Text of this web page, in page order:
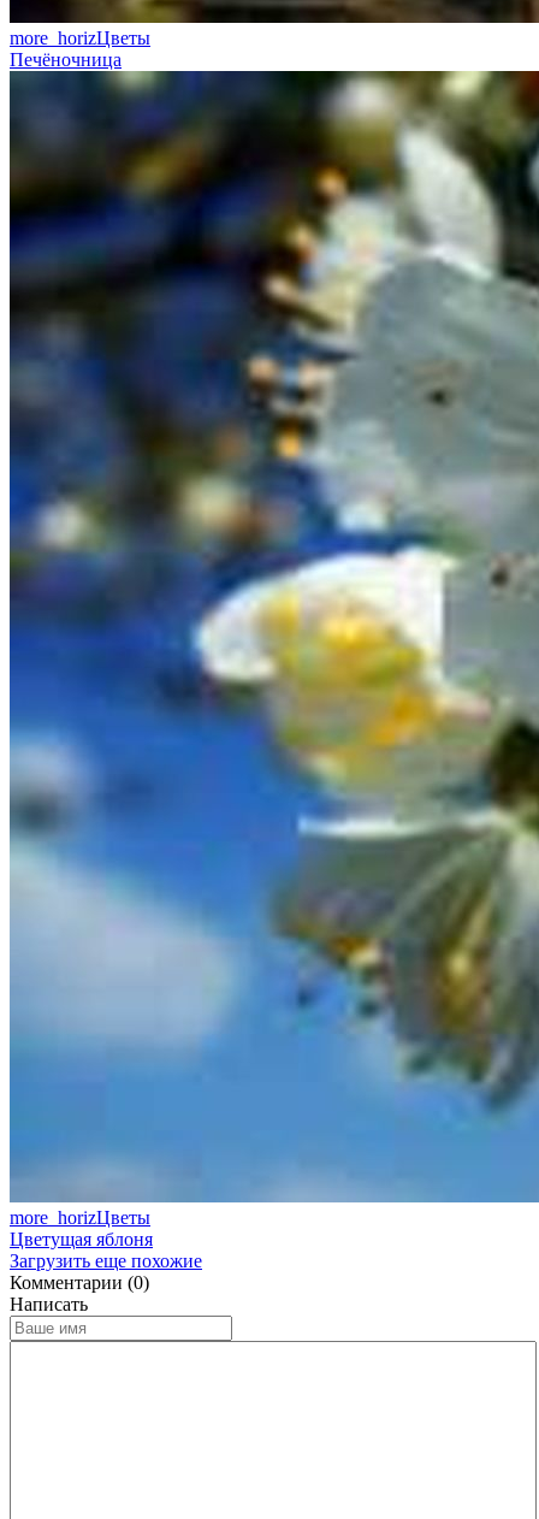
more_horizЦветы
Печёночница
more_horizЦветы
Цветущая яблоня
Загрузить еще похожие
Комментарии (0)
Написать